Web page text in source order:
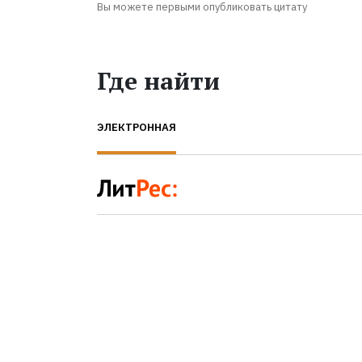
Вы можете первыми опубликовать цитату
Где найти
ЭЛЕКТРОННАЯ